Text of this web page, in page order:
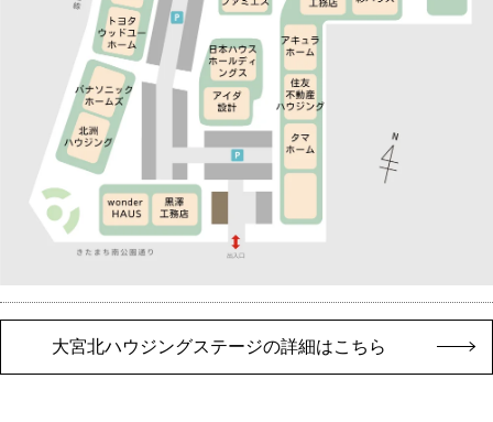
大宮北ハウジングステージの詳細はこちら